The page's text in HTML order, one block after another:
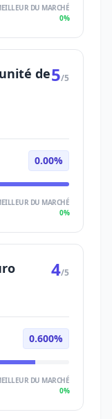
DU MARCHÉ
0%
de5/5
0.00%
DU MARCHÉ
0%
4/5
0.600%
DU MARCHÉ
0%